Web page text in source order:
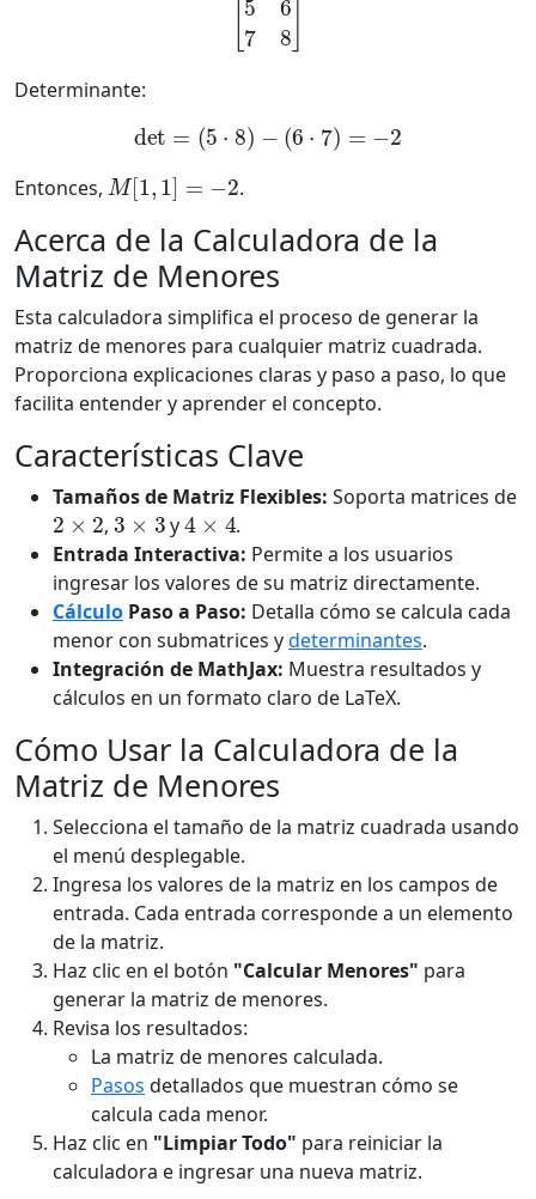
Determinante:
det=( 5⋅8 (6⋅ )= −2
Entonces,
M[1 ]
.
Acerca de la Calculadora de la
Matriz de Menores
Esta calculadora simplifica el proceso de generar la
matriz de menores para cualquier matriz cuadrada.
Proporciona explicaciones claras y paso a paso, lo que
facilita entender y aprender el concepto.
Características Clave
Tamaños de Matriz Flexibles: Soporta matrices de
2×2
,
3×3
y
4×4
.
Entrada Interactiva: Permite a los usuarios
ingresar los valores de su matriz directamente.
Cálculo Paso a Paso: Detalla cómo se calcula cada
menor con submatrices ydeterminantes.
Integración de MathJax: Muestra resultados y
cálculos en un formato claro de LaTeX.
Cómo Usar la Calculadora de la
Matriz de Menores
Selecciona el tamaño de la matriz cuadrada usando
el menú desplegable.
Ingresa los valores de la matriz en los campos de
entrada. Cada entrada corresponde a un elemento
de la matriz.
Haz clic en el botón "Calcular Menores" para
generar la matriz de menores.
Revisa los resultados:
La matriz de menores calculada.
Pasos detallados que muestran cómo se
calcula cada menor.
Haz clic en "Limpiar Todo" para reiniciar la
calculadora e ingresar una nueva matriz.